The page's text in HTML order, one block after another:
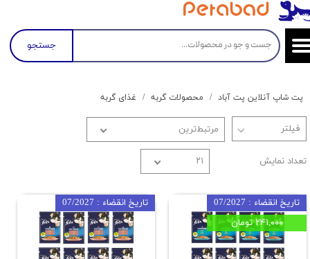
جستجو
پت شاپ آنلاین پت آباد محصولات گربه غذای گربه
مرتبط‌ترین
تعداد نمایش ۲۱
تاریخ انقضاء : 07/2027
۲۴۱,۰۰۰ تومان
تاریخ انقضاء : 07/2027